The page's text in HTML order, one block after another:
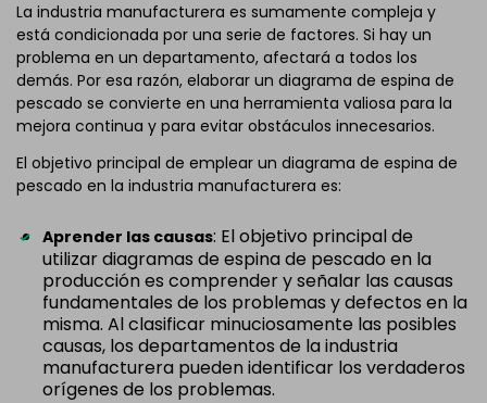
La industria manufacturera es sumamente compleja y
está condicionada por una serie de factores. Si hay un
problema en un departamento, afectará a todos los
demás. Por esa razón, elaborar un diagrama de espina de
pescado se convierte en una herramienta valiosa para la
mejora continua y para evitar obstáculos innecesarios.
El objetivo principal de emplear un diagrama de espina de
pescado en la industria manufacturera es:
Aprender las causas: El objetivo principal de
utilizar diagramas de espina de pescado en la
producción es comprender y señalar las causas
fundamentales de los problemas y defectos en la
misma. Al clasificar minuciosamente las posibles
causas, los departamentos de la industria
manufacturera pueden identificar los verdaderos
orígenes de los problemas.